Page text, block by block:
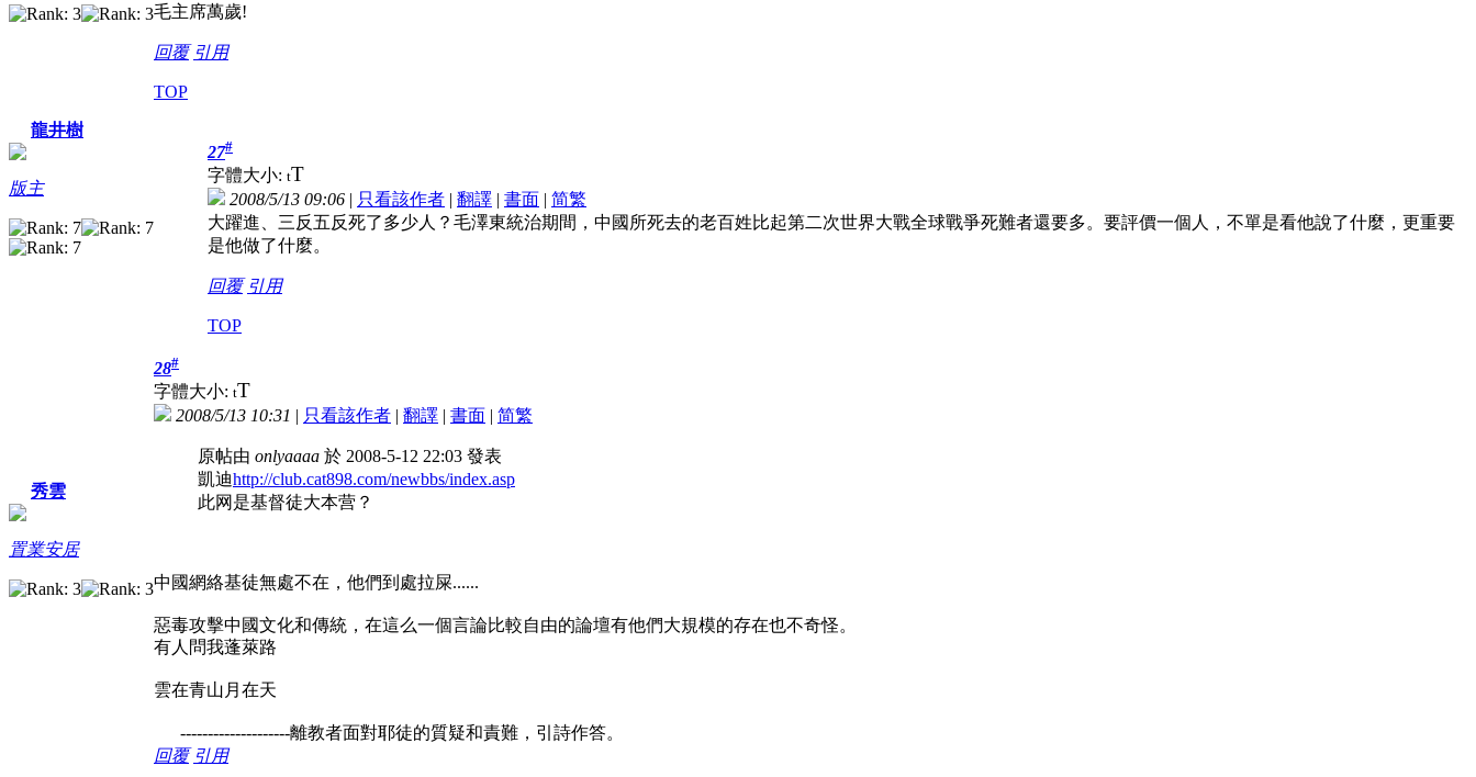
毛主席萬歲!
回覆 引用
TOP
龍井樹
版主
27#
字體大小: tT
2008/5/13 09:06 | 只看該作者 | 翻譯 | 書面 | 简繁
大躍進、三反五反死了多少人？毛澤東統治期間，中國所死去的老百姓比起第二次世界大戰全球戰爭死難者還要多。要評價一個人，不單是看他說了什麼，更重要
是他做了什麼。
回覆 引用
TOP
秀雲
置業安居
28#
字體大小: tT
2008/5/13 10:31 | 只看該作者 | 翻譯 | 書面 | 简繁
原帖由 onlyaaaa 於 2008-5-12 22:03 發表
凱迪http://club.cat898.com/newbbs/index.asp
此网是基督徒大本营？
中國網絡基徒無處不在，他們到處拉屎......
惡毒攻擊中國文化和傳統，在這么一個言論比較自由的論壇有他們大規模的存在也不奇怪。
有人問我蓬萊路
雲在青山月在天
--------------------離教者面對耶徒的質疑和責難，引詩作答。
回覆 引用